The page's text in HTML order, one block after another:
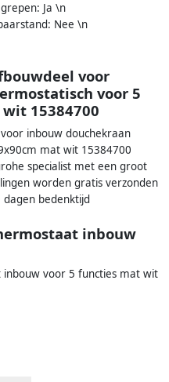
Ja \n
Nee \n
voor
voor 5
15384700
inbouw douchekraan
mat wit 15384700
specialist met een groot
worden gratis verzonden
bedenktijd
inbouw
inbouw voor 5 functies mat wit